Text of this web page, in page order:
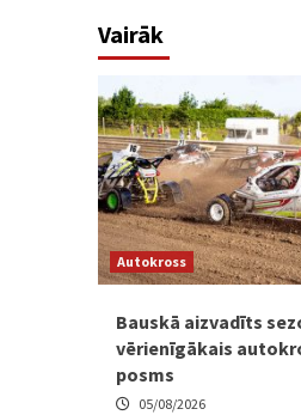
Vairāk
Autokross
Bauskā aizvadīts
vērienīgākais
posms
05/08/2026